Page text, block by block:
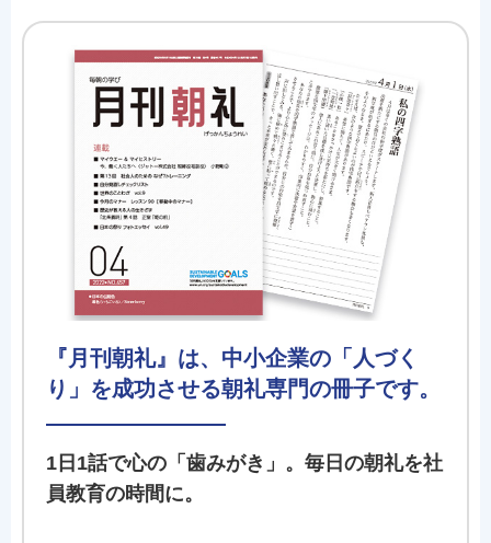
『月刊朝礼』は、中小企業の「人づく
り」を成功させる朝礼専門の冊子です。
1日1話で心の「歯みがき」。毎日の朝礼を社
員教育の時間に。